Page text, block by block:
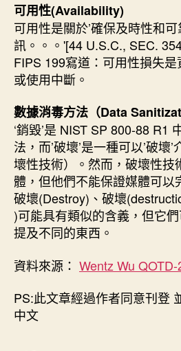
可用性(Availability)
可用性是關於’確保及時性和
訊。。。'[44 U.S.C., SEC.
FIPS 199寫道：可用性損失
或使用中斷。
數據消毒方法（Data
‘銷毀’是 NIST SP 800-88 R1
法，而’破壞’是一種可以’破壞
壞性技術）。然而，破壞性技
體，但他們不能保證媒體可以
破壞(Destroy)、破壞
)可能具有類似的含義，但它
提及不同的東西。
資料來源： Wentz Wu
PS:此文章經過作者同意刊登
中文